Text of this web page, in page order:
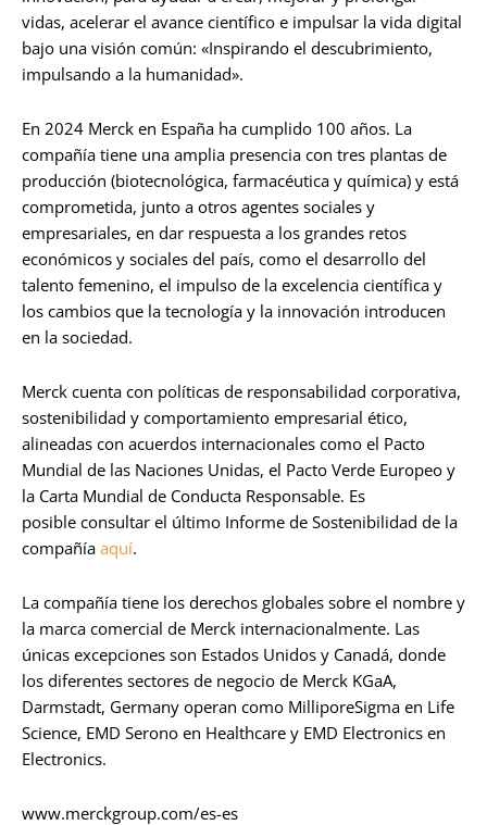
vidas, acelerar el avance científico e impulsar la vida digital
bajo una visión común: «Inspirando el descubrimiento,
impulsando a la humanidad».
En 2024 Merck en España ha cumplido 100 años. La
compañía tiene una amplia presencia con tres plantas de
producción (biotecnológica, farmacéutica y química) y está
comprometida, junto a otros agentes sociales y
empresariales, en dar respuesta a los grandes retos
económicos y sociales del país, como el desarrollo del
talento femenino, el impulso de la excelencia científica y
los cambios que la tecnología y la innovación introducen
en la sociedad.
Merck cuenta con políticas de responsabilidad corporativa,
sostenibilidad y comportamiento empresarial ético,
alineadas con acuerdos internacionales como el Pacto
Mundial de las Naciones Unidas, el Pacto Verde Europeo y
la Carta Mundial de Conducta Responsable. Es
posible consultar el último Informe de Sostenibilidad de la
compañía aquí.
La compañía tiene los derechos globales sobre el nombre y
la marca comercial de Merck internacionalmente. Las
únicas excepciones son Estados Unidos y Canadá, donde
los diferentes sectores de negocio de Merck KGaA,
Darmstadt, Germany operan como MilliporeSigma en Life
Science, EMD Serono en Healthcare y EMD Electronics en
Electronics.
www.merckgroup.com/es-es